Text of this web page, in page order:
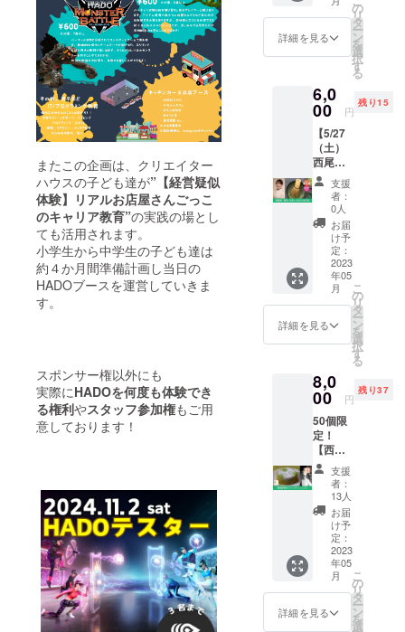
またこの企画は、クリエイター
ハウスの子ども達が”【経営疑似
体験】リアルお店屋さんごっこ
のキャリア教育”の実践の場とし
ても活用されます。
小学生から中学生の子ども達は
約４か月間準備計画し当日の
HADOブースを運営していきま
す。
スポンサー権以外にも
実際にHADOを何度も体験でき
る権利やスタッフ参加権もご用
意しております！
か！？
4月から
の開店
4/29～5
までの
プレ
ンまで
の進捗
状況を
Facebo
okグ
ループ
を使用
し情報
を共有
しま
す。好
きな時
に意見
交換や
した
り、ご
場合、
現地で
の活動
に参加
できま
す。 ※
海の家
「OLTA
」オー
プン時
にサ
ポー
して店
アル
オープ
ンする
海の家
タ）」
で、か
き氷が
食べ放
題にな
る
「OLTA
」ロゴ
入りオ
リジナ
ルス
プーン
です。
※スプー
ンは初
回に佐
久島に
頭にて
直接お
ます。
（6/1～
店頭に
て配布
予定）
「OLTA
」愛知
県西尾
市一色
町佐久
島前田
66 ※お
渡し当
詳細を見る
の
リ
タ
ー
ン
を
選
択
す
る
6,0
00 円
残り15
【5/27
（土）
西尾産
「抹
茶」を
楽しむ
会in佐
久島
（11:30
回）】
佐久島
の自然
を感じ
なが
名な西
尾市の
抹茶と
通常の
抹茶を
飲み比
べする
ことが
できま
す。 佐
久島に
茶道の
第一人
者であ
る香川
絢子さ
んをお
支援
者：
0人
お届
け予
定：
2023
年05
月
詳細を見る
こ
の
リ
タ
ー
ン
を
選
択
す
る
8,0
00 円
残り37
50個限
定！
【西尾
抹茶の
フォン
ダン
ショコ
ラ 4
号】 パ
ティス
リーア
ング
レーズ
フィー
ユ（自
支援
者：
13人
お届
け予
定：
2023
年05
月
詳細を見る
こ
の
リ
タ
ー
ン
を
選